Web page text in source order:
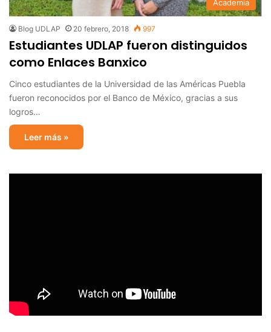
Academia
Blog UDLAP 20 febrero, 2018 997
Estudiantes UDLAP fueron distinguidos
como Enlaces Banxico
Cinco estudiantes de la Universidad de las Américas Puebla
fueron reconocidos por el Banco de México, gracias a sus
logros…
Leer más »